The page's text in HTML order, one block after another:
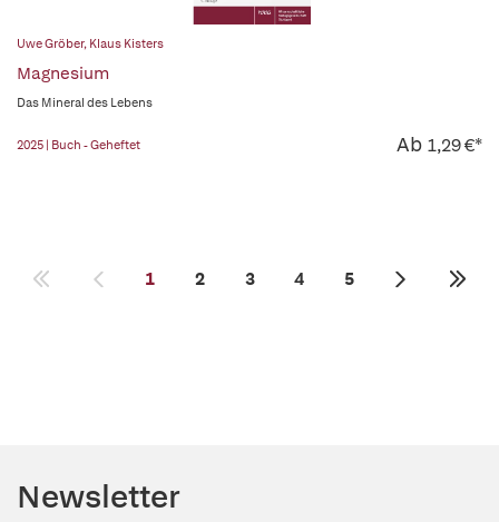
Uwe Gröber, Klaus Kisters
Magnesium
Das Mineral des Lebens
2025 | Buch - Geheftet Ab 1,29 €*
1 2 3 4 5
Newsletter